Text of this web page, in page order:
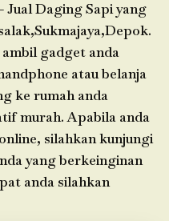
Jual Daging Sapi yang
gadget anda
atau belanja
ke rumah anda
murah. Apabila anda
silahkan kunjungi
yang berkeinginan
anda silahkan